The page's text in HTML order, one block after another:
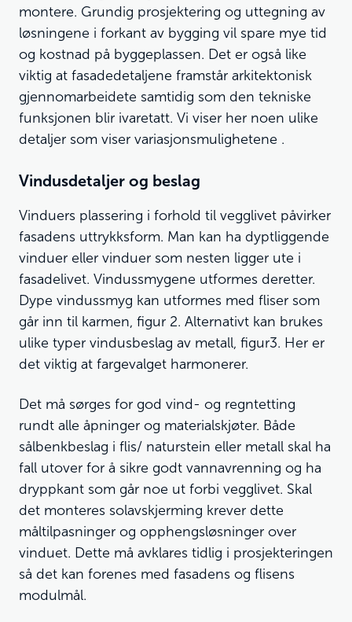
montere. Grundig prosjektering og uttegning av
løsningene i forkant av bygging vil spare mye tid
og kostnad på byggeplassen. Det er også like
viktig at fasadedetaljene framstår arkitektonisk
gjennomarbeidete samtidig som den tekniske
funksjonen blir ivaretatt. Vi viser her noen ulike
detaljer som viser variasjonsmulighetene .
Vindusdetaljer og beslag
Vinduers plassering i forhold til vegglivet påvirker
fasadens uttrykksform. Man kan ha dyptliggende
vinduer eller vinduer som nesten ligger ute i
fasadelivet. Vindussmygene utformes deretter.
Dype vindussmyg kan utformes med fliser som
går inn til karmen, figur 2. Alternativt kan brukes
ulike typer vindusbeslag av metall, figur3. Her er
det viktig at fargevalget harmonerer.
Det må sørges for god vind- og regntetting
rundt alle åpninger og materialskjøter. Både
sålbenkbeslag i flis/ naturstein eller metall skal ha
fall utover for å sikre godt vannavrenning og ha
dryppkant som går noe ut forbi vegglivet. Skal
det monteres solavskjerming krever dette
måltilpasninger og opphengsløsninger over
vinduet. Dette må avklares tidlig i prosjekteringen
så det kan forenes med fasadens og flisens
modulmål.